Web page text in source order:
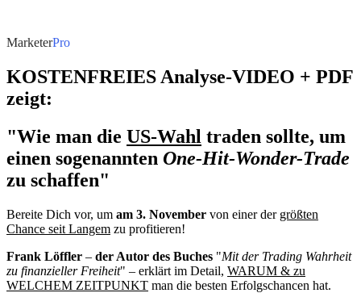
MarketerPro
KOSTENFREIES Analyse-VIDEO + PDF
zeigt:
"Wie man die US-Wahl traden sollte, um
einen sogenannten One-Hit-Wonder-Trade
zu schaffen"
Bereite Dich vor, um am 3. November von einer der größten
Chance seit Langem zu profitieren!
Frank Löffler – der Autor des Buches "Mit der Trading Wahrheit
zu finanzieller Freiheit" – erklärt im Detail, WARUM & zu
WELCHEM ZEITPUNKT man die besten Erfolgschancen hat.